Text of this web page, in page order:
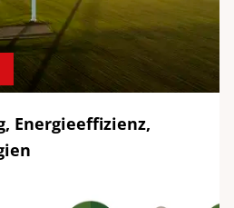
Energieeffizienz,